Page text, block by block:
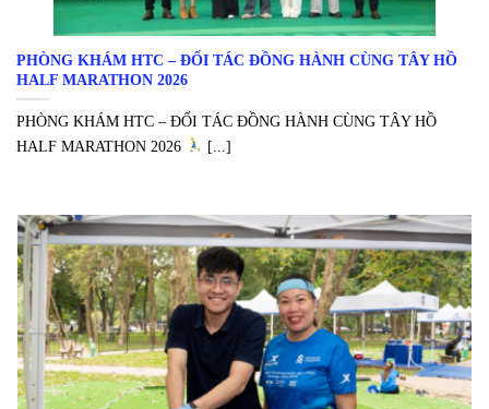
PHÒNG KHÁM HTC – ĐỐI TÁC ĐỒNG HÀNH CÙNG TÂY HỒ
HALF MARATHON 2026
PHÒNG KHÁM HTC – ĐỐI TÁC ĐỒNG HÀNH CÙNG TÂY HỒ
HALF MARATHON 2026
[...]